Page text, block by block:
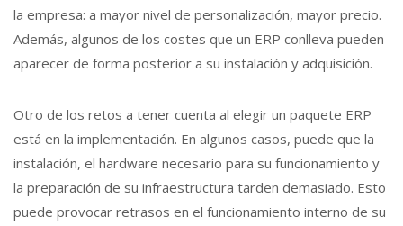
la empresa: a mayor nivel de personalización, mayor precio.
Además, algunos de los costes que un ERP conlleva pueden
aparecer de forma posterior a su instalación y adquisición.
Otro de los retos a tener cuenta al elegir un paquete ERP
está en la implementación. En algunos casos, puede que la
instalación, el hardware necesario para su funcionamiento y
la preparación de su infraestructura tarden demasiado. Esto
puede provocar retrasos en el funcionamiento interno de su